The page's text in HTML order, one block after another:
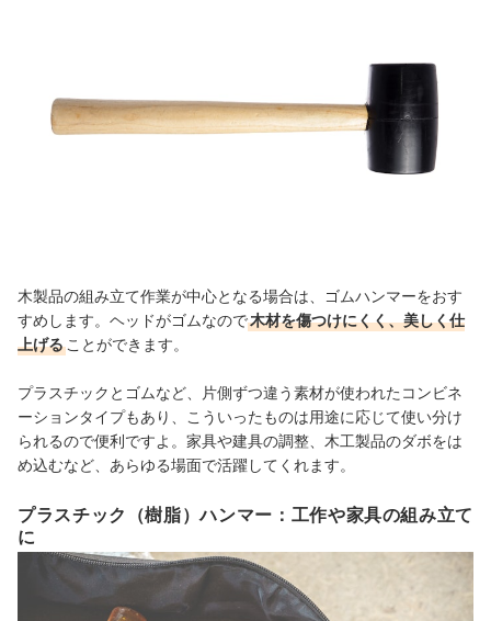
木製品の組み立て作業が中心となる場合は、ゴムハンマーをおす
すめします。ヘッドがゴムなので木材を傷つけにくく、美しく仕
上げる ことができます。
プラスチックとゴムなど、片側ずつ違う素材が使われたコンビネ
ーションタイプもあり、こういったものは用途に応じて使い分け
られるので便利ですよ。家具や建具の調整、木工製品のダボをは
め込むなど、あらゆる場面で活躍してくれます。
プラスチック（樹脂）ハンマー：工作や家具の組み立て
に